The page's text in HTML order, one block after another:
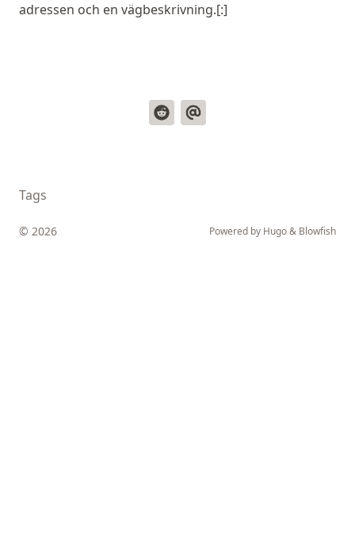
adressen och en vägbeskrivning.[:]
Tags
© 2026 Powered by Hugo& Blowfish